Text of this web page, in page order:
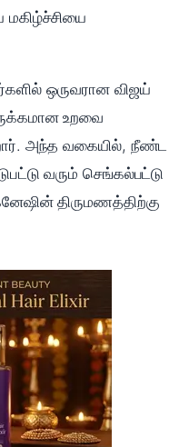
மகிழ்ச்சியை
ஒருவரான விஜய்
உறவை
அந்த வகையில், நீண்ட
வரும் செங்கல்பட்டு
திருமணத்திற்கு